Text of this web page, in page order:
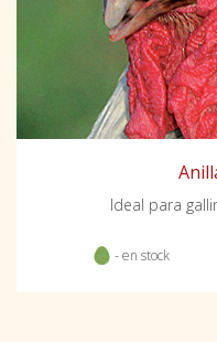
Ideal para
- en stock